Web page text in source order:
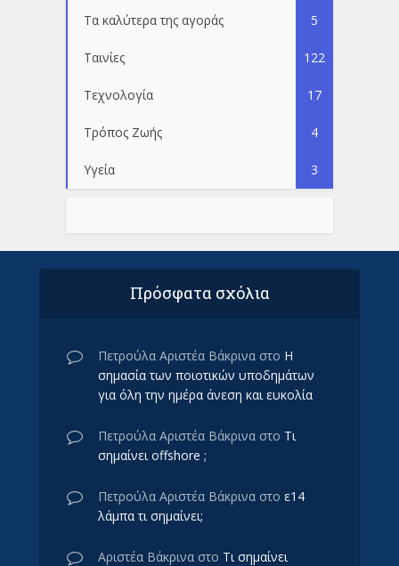
Τα καλύτερα της αγοράς 5
Ταινίες 122
Τεχνολογία 17
Τρόπος Ζωής 4
Υγεία 3
Πρόσφατα σχόλια
Πετρούλα Αριστέα Βάκρινα στο Η
σημασία των ποιοτικών υποδημάτων
για όλη την ημέρα άνεση και ευκολία
Πετρούλα Αριστέα Βάκρινα στο Τι
σημαίνει offshore ;
Πετρούλα Αριστέα Βάκρινα στο ε14
λάμπα τι σημαίνει;
Αριστέα Βάκρινα στο Τι σημαίνει